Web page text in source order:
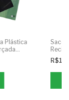
Plástica